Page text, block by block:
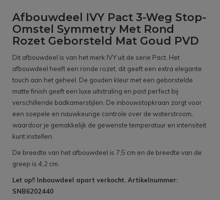
Afbouwdeel IVY Pact 3-Weg Stop-
Omstel Symmetry Met Rond
Rozet Geborsteld Mat Goud PVD
Dit afbouwdeel is van het merk IVY uit de serie Pact. Het
afbouwdeel heeft een ronde rozet, dit geeft een extra elegante
touch aan het geheel. De gouden kleur met een geborstelde
matte finish geeft een luxe uitstraling en past perfect bij
verschillende badkamerstijlen. De inbouwstopkraan zorgt voor
een soepele en nauwkeurige controle over de waterstroom,
waardoor je gemakkelijk de gewenste temperatuur en intensiteit
kunt instellen.
De breedte van het afbouwdeel is 7,5 cm en de breedte van de
greep is 4,2 cm.
Let op!! Inbouwdeel apart verkocht. Artikelnummer:
SNB6202440